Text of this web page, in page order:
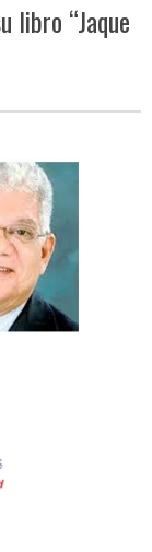
libro “Jaque